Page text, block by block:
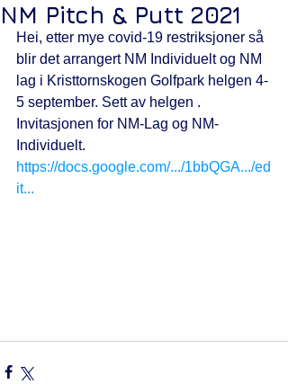
NM Pitch & Putt 2021
Hei, etter mye covid-19 restriksjoner så
blir det arrangert NM Individuelt og NM
lag i Kristtornskogen Golfpark helgen 4-
5 september. Sett av helgen .
Invitasjonen for NM-Lag og NM-
Individuelt.
https://docs.google.com/.../1bbQGA.../ed
it...